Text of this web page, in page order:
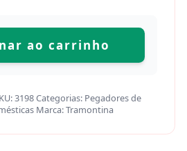
ao carrinho
3198Categorias: Pegadores de
Marca:Tramontina